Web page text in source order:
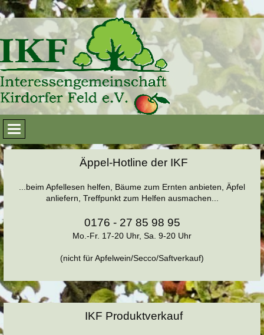
Äppel-Hotline der IKF
...beim Apfellesen helfen, Bäume zum Ernten anbieten, Äpfel
anliefern, Treffpunkt zum Helfen ausmachen...
0176 - 27 85 98 95
Mo.-Fr. 17-20 Uhr, Sa. 9-20 Uhr
(nicht für Apfelwein/Secco/Saftverkauf)
IKF Produktverkauf